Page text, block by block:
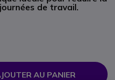
de travail.
AU PANIER